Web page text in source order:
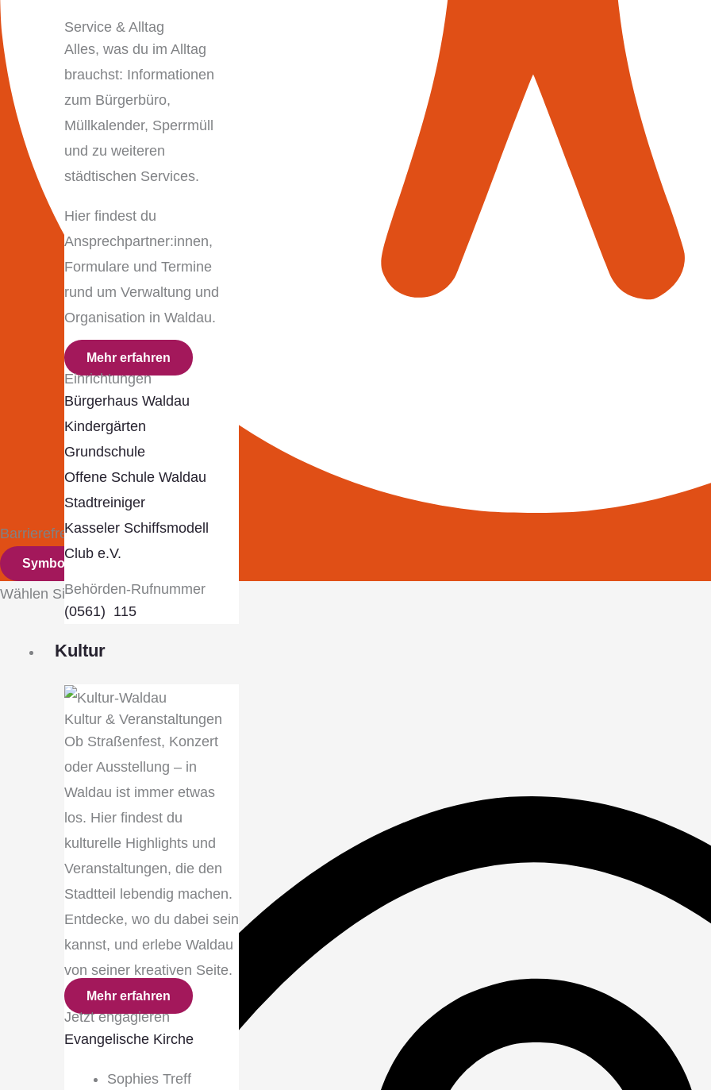
Service & Alltag
Alles, was du im Alltag
brauchst: Informationen
zum Bürgerbüro,
Müllkalender, Sperrmüll
und zu weiteren
städtischen Services.
Hier findest du
Ansprechpartner:innen,
Formulare und Termine
rund um Verwaltung und
Organisation in Waldau.
Mehr erfahren
Einrichtungen
Bürgerhaus Waldau
Kindergärten
Grundschule
Offene Schule Waldau
Stadtreiniger
Kasseler Schiffsmodell
Club e.V.
Behörden-Rufnummer
(0561) 115
Kultur
Kultur & Veranstaltungen
Ob Straßenfest, Konzert
oder Ausstellung – in
Waldau ist immer etwas
los. Hier findest du
kulturelle Highlights und
Veranstaltungen, die den
Stadtteil lebendig machen.
Entdecke, wo du dabei sein
kannst, und erlebe Waldau
von seiner kreativen Seite.
Mehr erfahren
Jetzt engagieren
Evangelische Kirche
Sophies Treff
Barrierefreiheits-Anpassungen
Symbolleiste ausblenden
Wählen Sie Ihr Barrierefreiheitsprofil